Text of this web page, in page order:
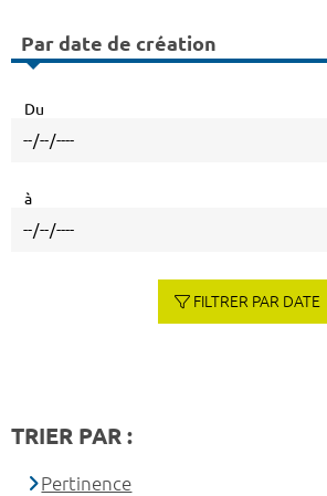
Par date de création
Du
à
FILTRER PAR DATE
TRIER PAR :
Pertinence